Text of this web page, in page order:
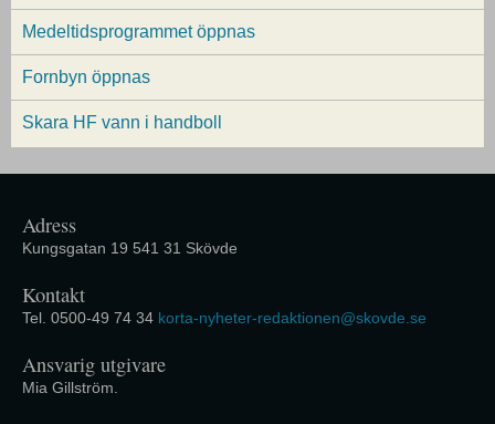
Medeltidsprogrammet öppnas
Fornbyn öppnas
Skara HF vann i handboll
Adress
Kungsgatan 19 541 31 Skövde
Kontakt
Tel. 0500-49 74 34 korta-nyheter-redaktionen@skovde.se
Ansvarig utgivare
Mia Gillström.